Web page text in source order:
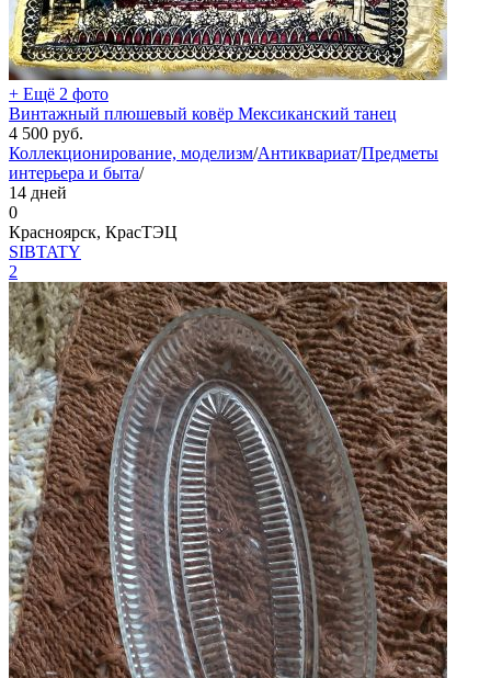
+ Ещё 2 фото
Винтажный плюшевый ковёр Мексиканский танец
4 500 руб.
Коллекционирование, моделизм/Антиквариат/Предметы
интерьера и быта/
14 дней
0
Красноярск, КрасТЭЦ
SIBTATY
2